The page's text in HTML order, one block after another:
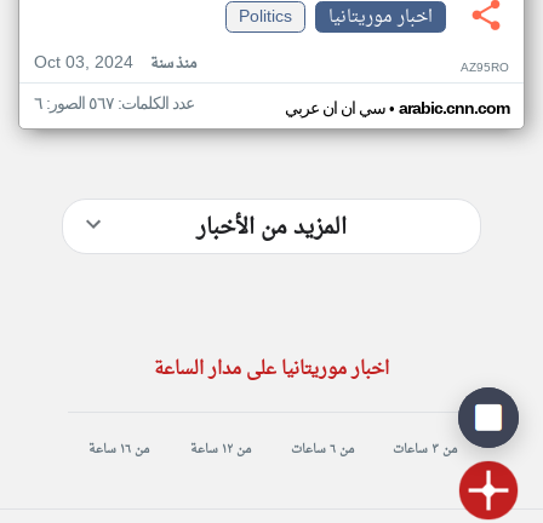
اخبار موريتانيا
Politics
Oct 03, 2024
منذ سنة AZ95RO
سي ان ان عربي• arabic.cnn.com عدد الكلمات: ٥٦٧ الصور: ٦
المزيد من الأخبار
اخبار موريتانيا على مدار الساعة
من ٣ ساعات من ٦ ساعات من ١٢ ساعة من ١٦ ساعة